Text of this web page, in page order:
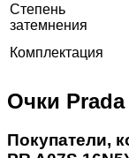
Степень
затемнения
Комплектация
Очки
Покупатели,